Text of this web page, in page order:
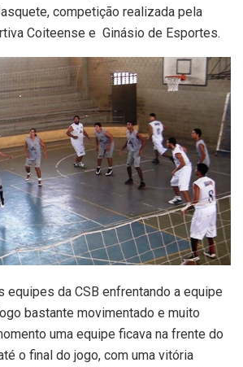
competição realizada pela
Coiteense e Ginásio de Esportes.
equipes da CSB enfrentando a equipe
bastante movimentado e muito
uma equipe ficava na frente do
o final do jogo, com uma vitória